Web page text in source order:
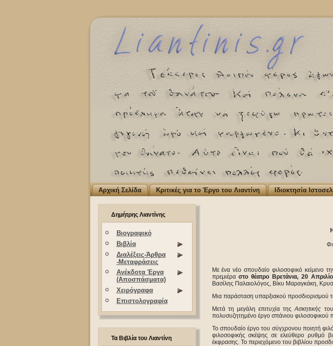
Αρχική Σελίδα Κριτικές για το Έργο του Λιαντίνη Ιδιοκτησία
Δημήτρης Λιαντίνης
Βιογραφικό
Βιβλία
Διαλέξεις-Άρθρα
-Μεταφράσεις
Ανέκδοτα Έργα
(Αποσπάσματα)
Χειρόγραφα
Επιστολογραφία
Τα Βιβλία του Λιαντίνη
Η
Με ένα νέο σπουδαίο φιλοσοφικό κείμενο
πρεμιέραστο θέατρο Βρετάνια, 20
Βασίλης Παλαιολόγος, Βίκυ Μαραγκάκη,
Μια παράσταση υπαρξιακού προσδιορισμού
Μετά τη μεγάλη επιτυχία τηςΑσκητικής
πολυσυζητημένο έργο σπάνιου φιλοσοφικού
Το σπουδαίο έργο του σύγχρονου ποιητή
φιλοσοφικής σκέψης σε ελεύθερο ρυθμό
έκφρασης. Το περιεχόμενο του βιβλίου